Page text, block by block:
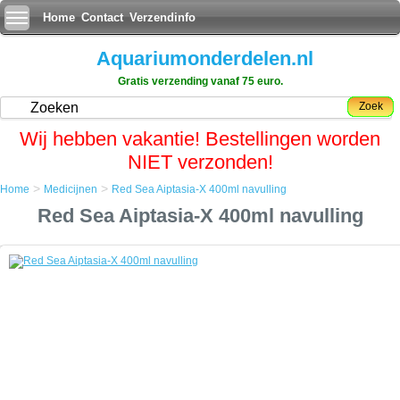
Home Contact Verzendinfo
Aquariumonderdelen.nl
Gratis verzending vanaf 75 euro.
Zoek
Wij hebben vakantie! Bestellingen worden
NIET verzonden!
Medicijnen
Home > Medicijnen > Red Sea Aiptasia-X 400ml navulling
Red Sea Aiptasia-X 400ml navulling